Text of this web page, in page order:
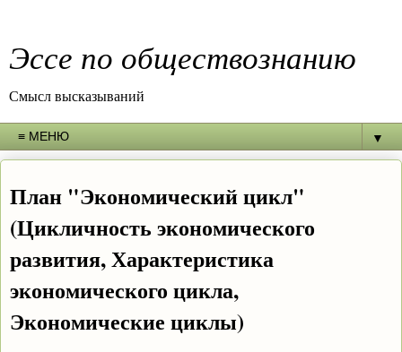
Эссе по обществознанию
Смысл высказываний
▼
План "Экономический цикл"
(Цикличность экономического
развития, Характеристика
экономического цикла,
Экономические циклы)